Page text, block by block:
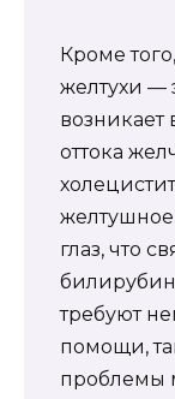
Кроме
желтухи —
возникает
оттока
глаз, что
требуют
помощи,
проблемы